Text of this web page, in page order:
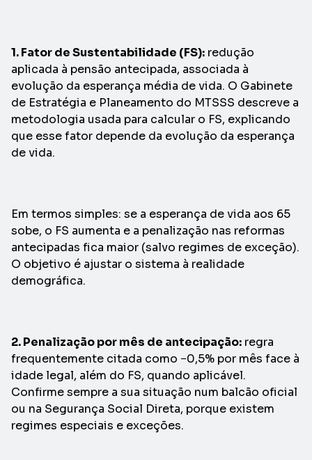
1. Fator de Sustentabilidade (FS): redução
aplicada à pensão antecipada, associada à
evolução da esperança média de vida. O Gabinete
de Estratégia e Planeamento do MTSSS descreve a
metodologia usada para calcular o FS, explicando
que esse fator depende da evolução da esperança
de vida.
Em termos simples: se a esperança de vida aos 65
sobe, o FS aumenta e a penalização nas reformas
antecipadas fica maior (salvo regimes de exceção).
O objetivo é ajustar o sistema à realidade
demográfica.
2. Penalização por mês de antecipação: regra
frequentemente citada como −0,5% por mês face à
idade legal, além do FS, quando aplicável.
Confirme sempre a sua situação num balcão oficial
ou na Segurança Social Direta, porque existem
regimes especiais e exceções.